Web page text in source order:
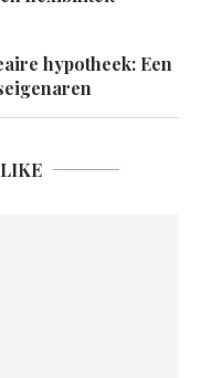
hypotheek: Een